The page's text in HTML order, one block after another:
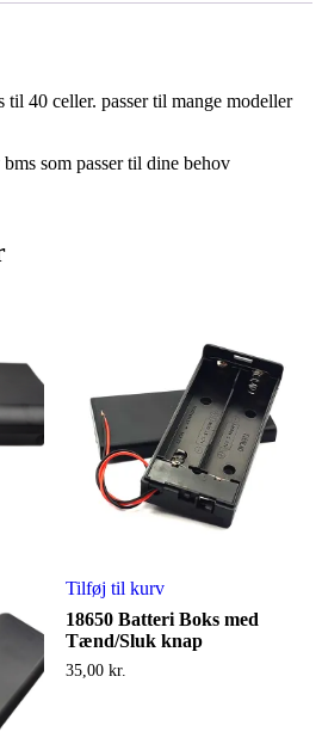
til 40 celler. passer til mange modeller
som passer til dine behov
Tilføj til kurv
18650 Batteri Boks med
Tænd/Sluk knap
35,00 kr.